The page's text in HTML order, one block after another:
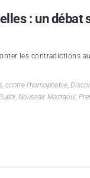
: un débat
les contradictions
, contre l'homophobie,
, Noussair Mazraoui,